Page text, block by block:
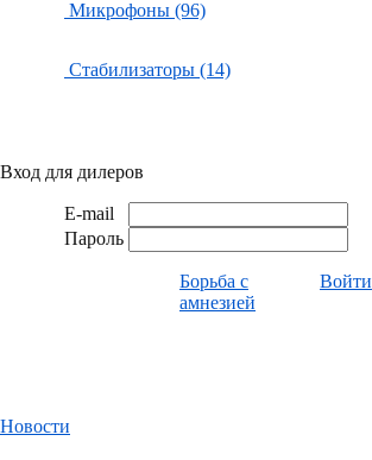
Микрофоны (96)
Стабилизаторы (14)
Вход для дилеров
E-mail
Пароль
Борьба с
амнезией
Войти
Новости